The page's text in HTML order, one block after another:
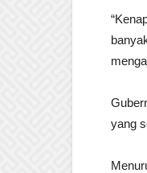
yang